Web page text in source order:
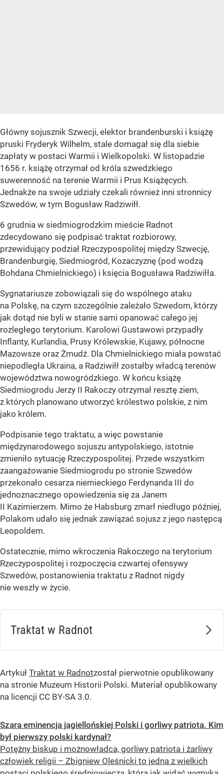
Główny sojusznik Szwecji, elektor brandenburski i książę
pruski Fryderyk Wilhelm, stale domagał się dla siebie
zapłaty w postaci Warmii i Wielkopolski. W listopadzie
1656 r. książę otrzymał od króla szwedzkiego
suwerenność na terenie Warmii i Prus Książęcych.
Jednakże na swoje udziały czekali również inni stronnicy
Szwedów, w tym Bogusław Radziwiłł.
6 grudnia w siedmiogrodzkim mieście Radnot
zdecydowano się podpisać traktat rozbiorowy,
przewidujący podział Rzeczypospolitej między Szwecję,
Brandenburgię, Siedmiogród, Kozaczyznę (pod wodzą
Bohdana Chmielnickiego) i księcia Bogusława Radziwiłła.
Sygnatariusze zobowiązali się do wspólnego ataku
na Polskę, na czym szczególnie zależało Szwedom, którzy
jak dotąd nie byli w stanie sami opanować całego jej
rozległego terytorium. Karolowi Gustawowi przypadły
Inflanty, Kurlandia, Prusy Królewskie, Kujawy, północne
Mazowsze oraz Żmudź. Dla Chmielnickiego miała powstać
niepodległa Ukraina, a Radziwiłł zostałby władcą terenów
województwa nowogródzkiego. W końcu książę
Siedmiogrodu Jerzy II Rakoczy otrzymał resztę ziem,
z których planowano utworzyć królestwo polskie, z nim
jako królem.
Podpisanie tego traktatu, a więc powstanie
międzynarodowego sojuszu antypolskiego, istotnie
zmieniło sytuację Rzeczypospolitej. Przede wszystkim
zaangażowanie Siedmiogrodu po stronie Szwedów
przekonało cesarza niemieckiego Ferdynanda III do
jednoznacznego opowiedzenia się za Janem
II Kazimierzem. Mimo że Habsburg zmarł niedługo później,
Polakom udało się jednak zawiązać sojusz z jego następcą
Leopoldem.
Ostatecznie, mimo wkroczenia Rakoczego na terytorium
Rzeczypospolitej i rozpoczęcia czwartej ofensywy
Szwedów, postanowienia traktatu z Radnot nigdy
nie weszły w życie.
Traktat w Radnot
Artykuł Traktat w Radnotzostał pierwotnie opublikowany
na stronie Muzeum Historii Polski. Materiał opublikowany
na licencji CC BY-SA 3.0.
Szara eminencja jagiellońskiej Polski i gorliwy patriota. Kim
był pierwszy polski kardynał?
Potężny biskup i możnowładca, gorliwy patriota i żarliwy
człowiek religii – Zbigniew Oleśnicki to jedna z wielkich